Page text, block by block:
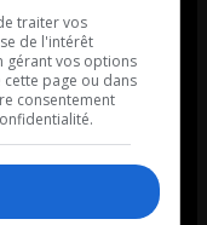
traiter vos
de l'intérêt
gérant vos options
cette page ou dans
consentement